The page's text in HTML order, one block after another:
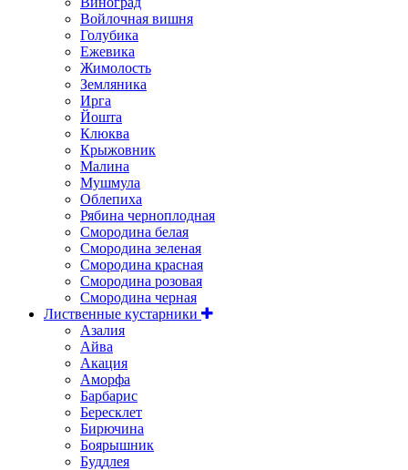
Войлочная вишня
Голубика
Ежевика
Жимолость
Земляника
Ирга
Йошта
Клюква
Крыжовник
Малина
Мушмула
Облепиха
Рябина черноплодная
Смородина белая
Смородина зеленая
Смородина красная
Смородина розовая
Смородина черная
Лиственные кустарники
Азалия
Айва
Акация
Аморфа
Барбарис
Бересклет
Бирючина
Боярышник
Буддлея